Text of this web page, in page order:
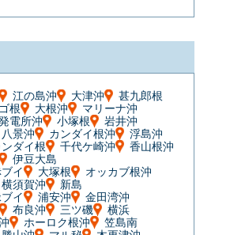
江の島沖 大津沖
甚九郎根
根 大根沖
マリーナ沖
電所沖 小塚根
岩井沖
八景沖 カンダイ根沖
浮島沖
ンダイ根 千代ケ崎沖
香山根沖
伊豆大島
イ
大塚根
オッカブ根沖
横須賀沖
新島
イ
浦安沖
金田湾沖
布良沖 三ツ磯
横浜
ホーロク根沖
笠島南